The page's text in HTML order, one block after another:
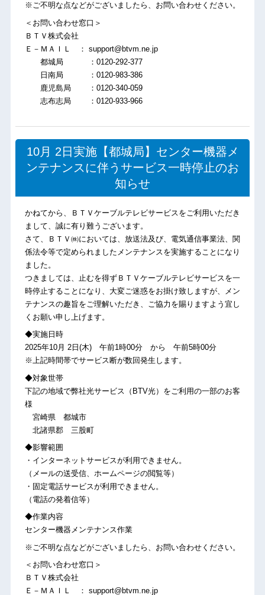
※ご不明な点などがございましたら、お問い合わせください。
＜お問い合わせ窓口＞
ＢＴＶ株式会社
Ｅ－ＭＡＩＬ ： support@btvm.ne.jp
都城局 ：0120-292-377
日南局 ：0120-983-386
鹿児島局 ：0120-340-059
志布志局 ：0120-933-966
10月 2日実施【都城局】センター機器メ
ンテナンスに伴うサービス一時停止のお
知らせ
かねてから、ＢＴＶケーブルテレビサービスをご利用いただき
まして、誠に有り難うございます。
さて、ＢＴＶ㈱においては、放送法及び、電気通信事業法、関
係法令等で定められましたメンテナンスを実施することになり
ました。
つきましては、止むを得ずＢＴＶケーブルテレビサービスを一
時停止することになり、大変ご迷惑をお掛け致しますが、メン
テナンスの趣旨をご理解いただき、ご協力を賜りますよう宜し
くお願い申し上げます。
◆実施日時
2025年10月 2日(木) 午前1時00分 から 午前5時00分
※上記時間帯でサービス断が数回発生します。
◆対象世帯
下記の地域で弊社光サービス（BTV光）をご利用の一部のお客
様
宮崎県 都城市
北諸県郡 三股町
◆影響範囲
・インターネットサービスが利用できません。
（メールの送受信、ホームページの閲覧等）
・固定電話サービスが利用できません。
（電話の発着信等）
◆作業内容
センター機器メンテナンス作業
※ご不明な点などがございましたら、お問い合わせください。
＜お問い合わせ窓口＞
ＢＴＶ株式会社
Ｅ－ＭＡＩＬ ： support@btvm.ne.jp